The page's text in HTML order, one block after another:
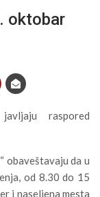
oktobar
raspored
obaveštavaju da u
od 8.30 do 15
i naseljena mesta